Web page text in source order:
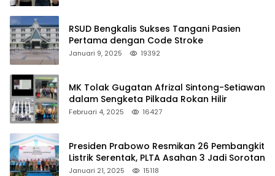
RSUD Bengkalis Sukses Tangani Pasien
Pertama dengan Code Stroke
Januari 9, 2025 19392
MK Tolak Gugatan Afrizal Sintong-Setiawan
dalam Sengketa Pilkada Rokan Hilir
Februari 4, 2025 16427
Presiden Prabowo Resmikan 26 Pembangkit
Listrik Serentak, PLTA Asahan 3 Jadi Sorotan
Januari 21, 2025 15118